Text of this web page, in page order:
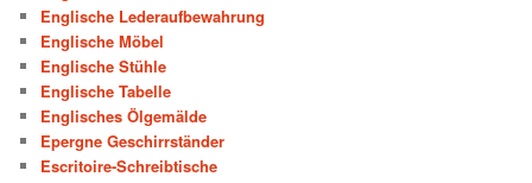
Englische Lederaufbewahrung
Englische Möbel
Englische Stühle
Englische Tabelle
Englisches Ölgemälde
Epergne Geschirrständer
Escritoire-Schreibtische